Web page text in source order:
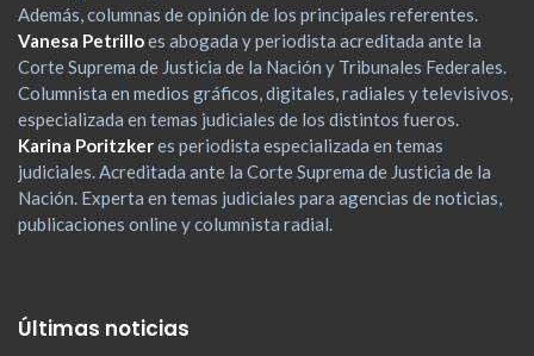
Además, columnas de opinión de los principales referentes.
Vanesa Petrilloes abogada y periodista acreditada ante la
Corte Suprema de Justicia de la Nación y Tribunales Federales.
Columnista en medios gráficos, digitales, radiales y televisivos,
especializada en temas judiciales de los distintos fueros.
Karina Poritzkeres periodista especializada en temas
judiciales. Acreditada ante la Corte Suprema de Justicia de la
Nación. Experta en temas judiciales para agencias de noticias,
publicaciones online y columnista radial.
Últimas noticias